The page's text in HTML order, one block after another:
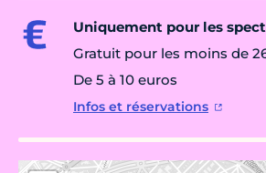
Uniquement pour les
Gratuit pour les moins de
De 5 à 10 euros
Infos et réservations